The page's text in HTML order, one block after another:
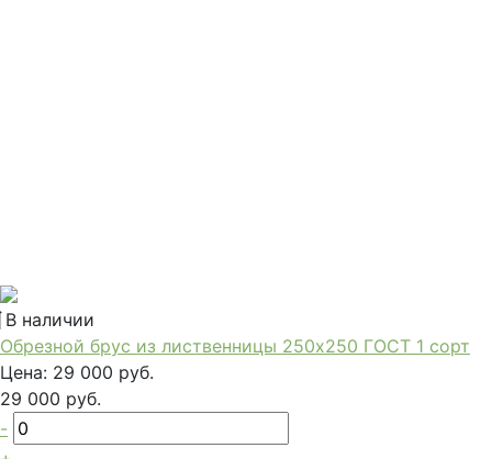
В наличии
Обрезной брус из лиственницы 250х250 ГОСТ 1 сорт
Цена: 29 000 руб.
29 000 руб.
-